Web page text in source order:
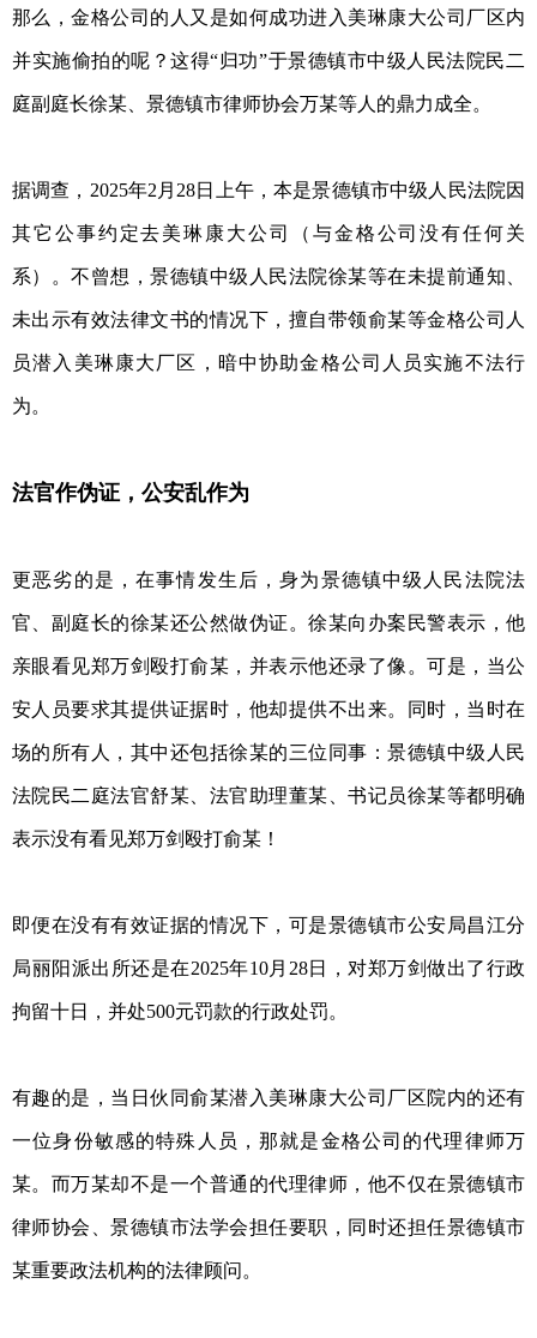
那么，金格公司的人又是如何成功进入美琳康大公司厂区内
并实施偷拍的呢？这得“归功”于景德镇市中级人民法院民二
庭副庭长徐某、景德镇市律师协会万某等人的鼎力成全。
据调查，2025年2月28日上午，本是景德镇市中级人民法院因
其它公事约定去美琳康大公司（与金格公司没有任何关
系）。不曾想，景德镇中级人民法院徐某等在未提前通知、
未出示有效法律文书的情况下，擅自带领俞某等金格公司人
员潜入美琳康大厂区，暗中协助金格公司人员实施不法行
为。
法官作伪证，公安乱作为
更恶劣的是，在事情发生后，身为景德镇中级人民法院法
官、副庭长的徐某还公然做伪证。徐某向办案民警表示，他
亲眼看见郑万剑殴打俞某，并表示他还录了像。可是，当公
安人员要求其提供证据时，他却提供不出来。同时，当时在
场的所有人，其中还包括徐某的三位同事：景德镇中级人民
法院民二庭法官舒某、法官助理董某、书记员徐某等都明确
表示没有看见郑万剑殴打俞某！
即便在没有有效证据的情况下，可是景德镇市公安局昌江分
局丽阳派出所还是在2025年10月28日，对郑万剑做出了行政
拘留十日，并处500元罚款的行政处罚。
有趣的是，当日伙同俞某潜入美琳康大公司厂区院内的还有
一位身份敏感的特殊人员，那就是金格公司的代理律师万
某。而万某却不是一个普通的代理律师，他不仅在景德镇市
律师协会、景德镇市法学会担任要职，同时还担任景德镇市
某重要政法机构的法律顾问。